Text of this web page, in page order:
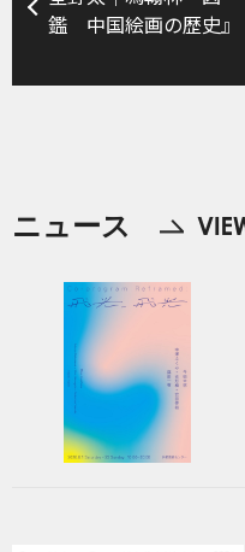
鑑 中国絵画の歴史』
ニュース